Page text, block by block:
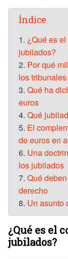
Índice
1. ¿Qué es
jubilados?
2. Por qué
los tribunales
3. Qué ha
euros
4. Qué
5. El
de euros en
6. Una
los jubilados
7. Qué
derecho
8. Un asunto
¿Qué es el
jubilados?